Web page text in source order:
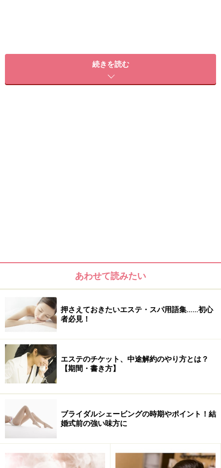
ブランドショップが立ち並ぶ中央通りの中でもひときわ目立
つお洒落な外観が目印！
壁際にはセルジュ・ルタンスのフレグランス部屋や可愛いマ
ジョリカ・マジョルカ部屋も
続きを読む
あわせて読みたい
押さえておきたいエステ・スパ用語集……初心
者必見！
エステのチケット、中途解約のやり方とは？
【期間・書き方】
ブライダルシェービングの時期やポイント！結
婚式前の強い味方に